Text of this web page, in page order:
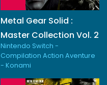
Metal Gear Solid :
Master Collection Vol. 2
Nintendo Switch -
Compilation Action Aventure
- Konami